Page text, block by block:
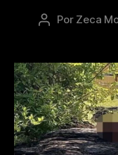
Por Zeca